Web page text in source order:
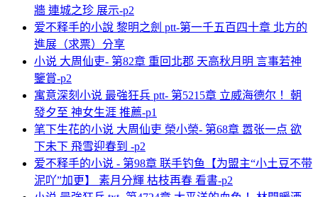
牆 連城之珍 展示-p2
爱不释手的小說 黎明之劍 ptt-第一千五百四十章 北方的
進展（求票）分享
小说 大周仙吏- 第82章 重回北郡 天高秋月明 言事若神
鑒賞-p2
寓意深刻小说 最強狂兵 ptt- 第5215章 立威海德尔！ 朝
發夕至 神女生涯 推薦-p1
笔下生花的小说 大周仙吏 榮小榮- 第68章 嚣张一点 欲
下未下 飛雪迎春到 -p2
爱不释手的小说 - 第98章 联手钓鱼【为盟主“小土豆不带
泥吖”加更】 素月分輝 枯枝再春 看書-p2